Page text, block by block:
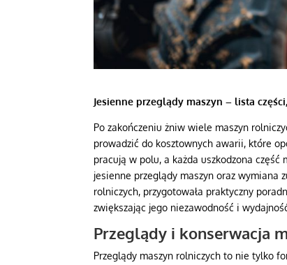
Jesienne przeglądy maszyn – lista
Po zakończeniu żniw wiele maszyn
prowadzić do kosztownych awarii, które
pracują w polu, a każda uszkodzona
jesienne przeglądy maszyn oraz wymiana
rolniczych, przygotowała praktyczny
zwiększając jego niezawodność i
Przeglądy i konserwacja
Przeglądy maszyn rolniczych to nie tylko